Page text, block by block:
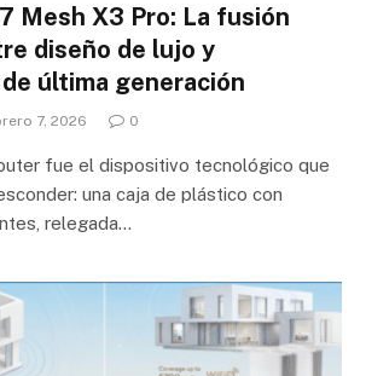
Mesh X3 Pro: La fusión
diseño de lujo y
última generación
7, 2026 0
fue el dispositivo tecnológico que
una caja de plástico con
relegada…